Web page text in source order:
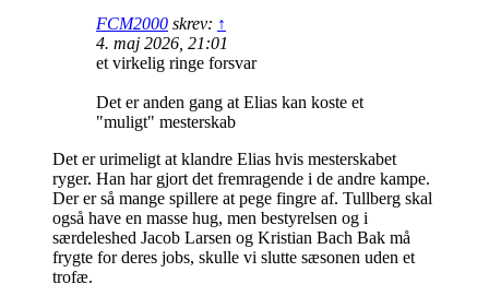
FCM2000 skrev: ↑
4. maj 2026, 21:01
et virkelig ringe forsvar
Det er anden gang at Elias kan koste et
"muligt" mesterskab
Det er urimeligt at klandre Elias hvis mesterskabet
ryger. Han har gjort det fremragende i de andre kampe.
Der er så mange spillere at pege fingre af. Tullberg skal
også have en masse hug, men bestyrelsen og i
særdeleshed Jacob Larsen og Kristian Bach Bak må
frygte for deres jobs, skulle vi slutte sæsonen uden et
trofæ.